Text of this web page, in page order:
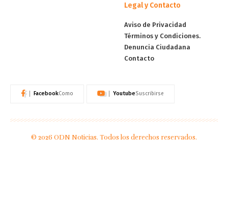
Legal y Contacto
Aviso de Privacidad
Términos y Condiciones.
Denuncia Ciudadana
Contacto
FacebookComo YoutubeSuscribirse
© 2026 ODN Noticias. Todos los derechos reservados.